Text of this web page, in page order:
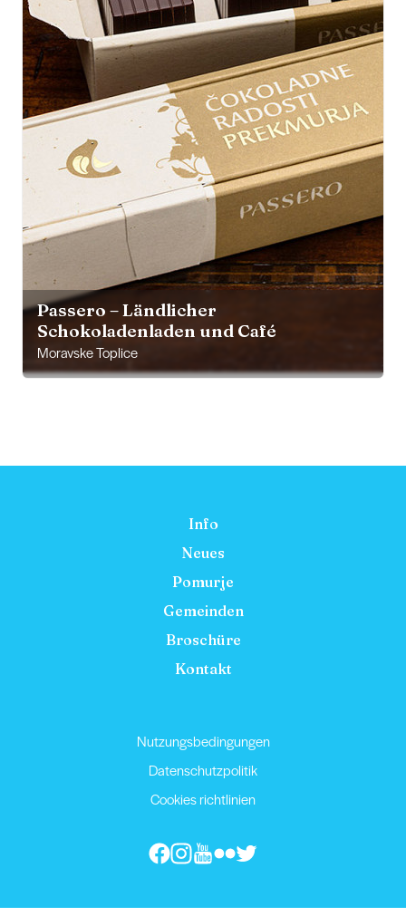
Passero – Ländlicher
Schokoladenladen und Café
Moravske Toplice
Info
Neues
Pomurje
Gemeinden
Broschüre
Kontakt
Nutzungsbedingungen
Datenschutzpolitik
Cookies richtlinien